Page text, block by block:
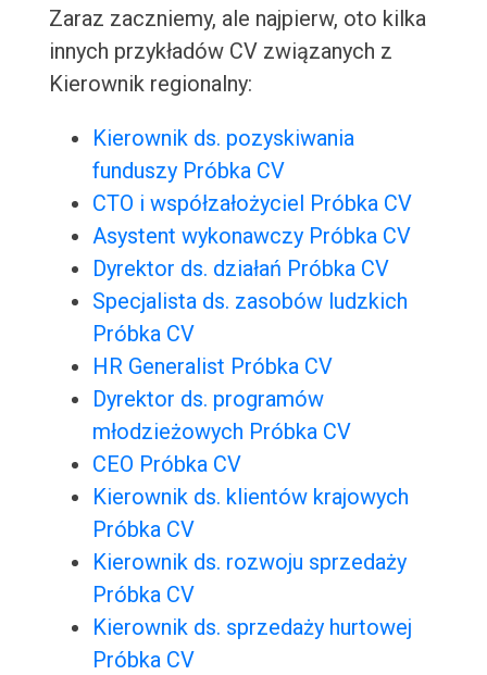
Zaraz zaczniemy, ale najpierw, oto kilka
innych przykładów CV związanych z
Kierownik regionalny:
Kierownik ds. pozyskiwania
funduszy Próbka CV
CTO i współzałożyciel Próbka CV
Asystent wykonawczy Próbka CV
Dyrektor ds. działań Próbka CV
Specjalista ds. zasobów ludzkich
Próbka CV
HR Generalist Próbka CV
Dyrektor ds. programów
młodzieżowych Próbka CV
CEO Próbka CV
Kierownik ds. klientów krajowych
Próbka CV
Kierownik ds. rozwoju sprzedaży
Próbka CV
Kierownik ds. sprzedaży hurtowej
Próbka CV